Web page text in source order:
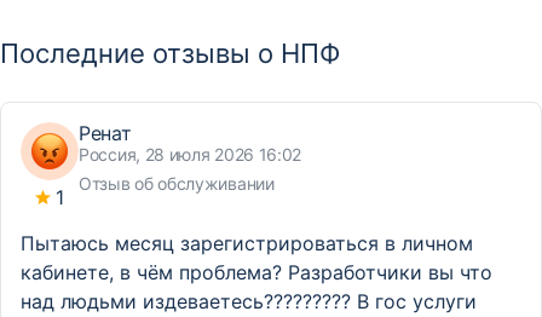
Последние отзывы о НПФ
1
Ренат
Россия, 28 июля 2026 16:02
Отзыв об обслуживании
Пытаюсь месяц зарегистрироваться в личном
кабинете, в чём проблема? Разработчики вы что
над людьми издеваетесь????????? В гос услуги